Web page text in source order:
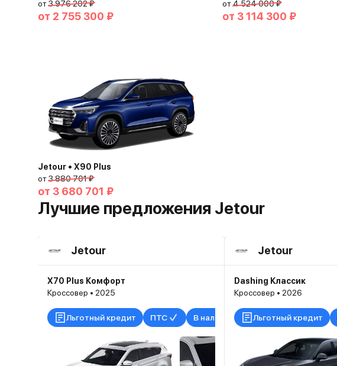
от3 976 202 ₽
от 2 755 300 ₽
от4 524 000 ₽
от 3 114 300 ₽
Jetour • X90 Plus
от3 880 701 ₽
от 3 680 701 ₽
Лучшие предложения Jetour
Jetour
X70 Plus Комфорт
Кроссовер • 2025
Льготный кредит ПТС В наличии
Jetour
Dashing Классик
Кроссовер • 2026
Льготный кредит